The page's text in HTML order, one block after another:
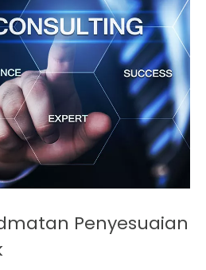
Penyesuaian